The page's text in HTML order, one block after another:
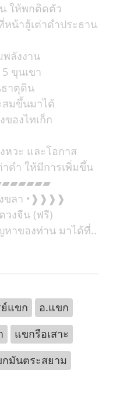
ให้พกติดตัว
หน้าฮู้เต่าดำประธาน
พลังงาน
ขุนเขา
าตุดิน
สมขึ้นมาได้
ของไทเก็ก
หวะ และโอกาส
ดำ ให้มีการเพิ่มขึ้น
ขลา •❱❱❱❱
วงจีน (ฟรี)
หาของท่าน มาได้ที่..
แขก
อ.แขก
แขกรือเสาะ
มันตระสยาม